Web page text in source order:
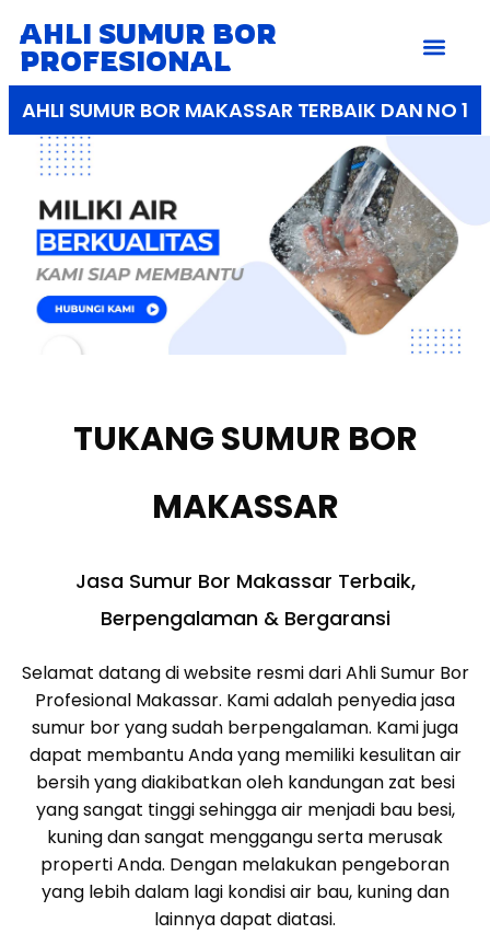
AHLI SUMUR BOR
PROFESIONAL
AHLI SUMUR BOR MAKASSAR TERBAIK DAN NO 1
TUKANG SUMUR BOR
MAKASSAR
Jasa Sumur Bor Makassar Terbaik,
Berpengalaman & Bergaransi
Selamat datang di website resmi dari Ahli Sumur Bor
Profesional Makassar. Kami adalah penyedia jasa
sumur bor yang sudah berpengalaman. Kami juga
dapat membantu Anda yang memiliki kesulitan air
bersih yang diakibatkan oleh kandungan zat besi
yang sangat tinggi sehingga air menjadi bau besi,
kuning dan sangat menggangu serta merusak
properti Anda. Dengan melakukan pengeboran
yang lebih dalam lagi kondisi air bau, kuning dan
lainnya dapat diatasi.